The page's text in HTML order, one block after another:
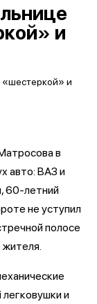
и
в
авто: ВАЗ и
60-летний
не уступил
полосе
и